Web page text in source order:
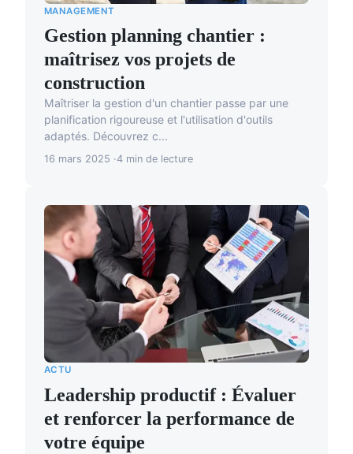
MANAGEMENT
Gestion planning chantier :
maîtrisez vos projets de
construction
Maîtriser la gestion d'un chantier passe par une
planification rigoureuse et l'utilisation d'outils
adaptés. Découvrez c...
16 mars 2025 4 min de lecture
ACTU
Leadership productif : Évaluer
et renforcer la performance de
votre équipe